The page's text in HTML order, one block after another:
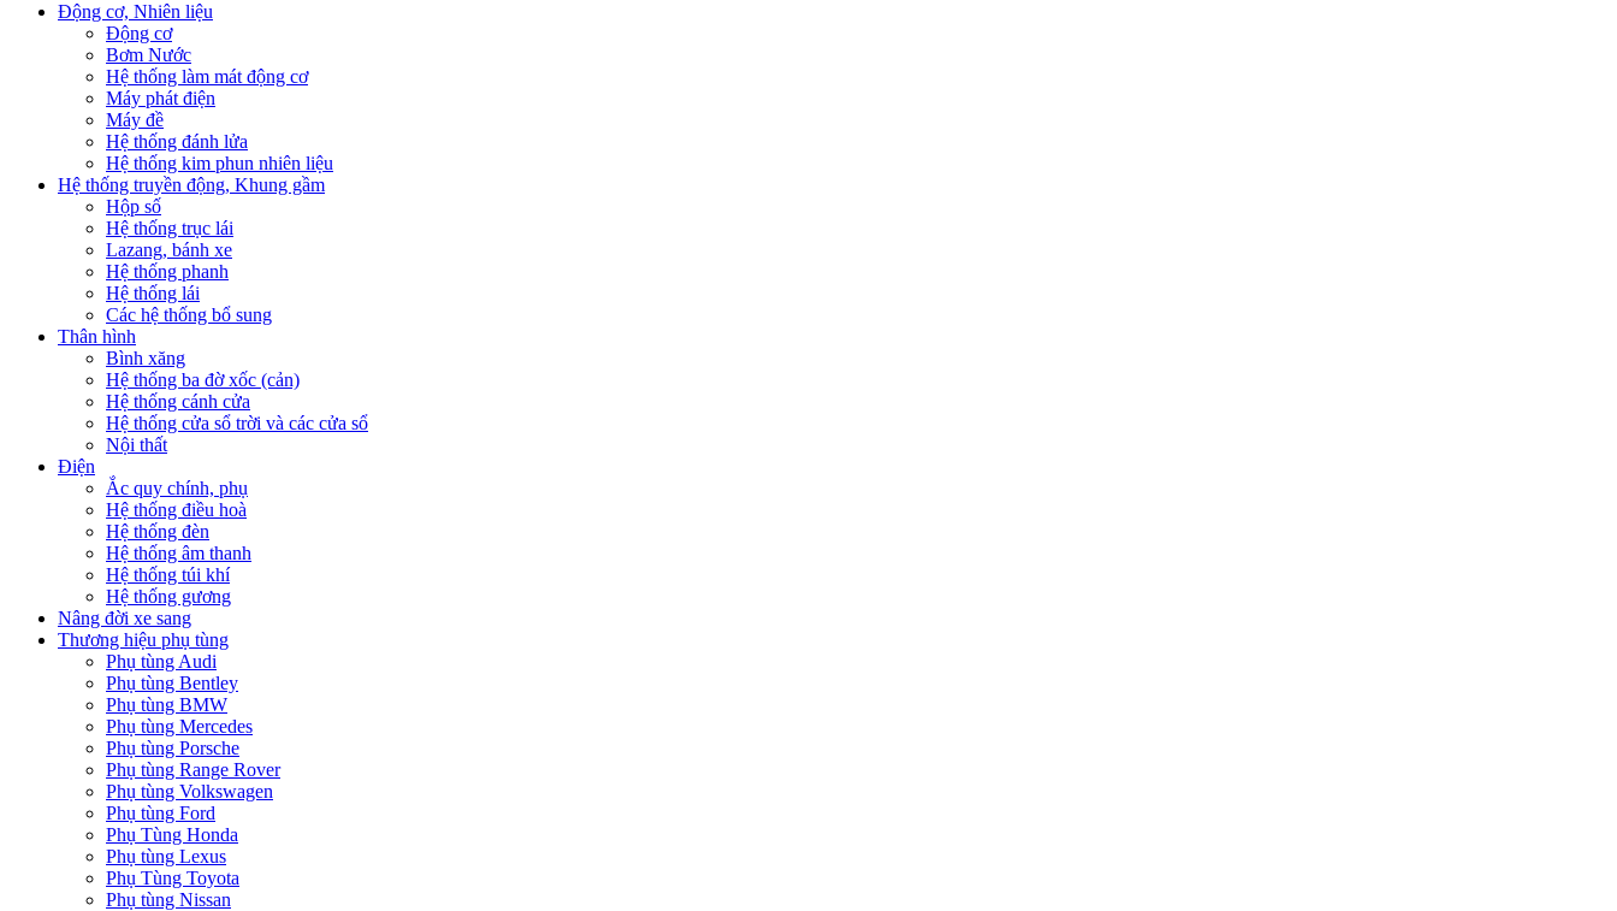
Động cơ, Nhiên liệu
Động cơ
Bơm Nước
Hệ thống làm mát động cơ
Máy phát điện
Máy đề
Hệ thống đánh lửa
Hệ thống kim phun nhiên liệu
Hệ thống truyền động, Khung gầm
Hộp số
Hệ thống trục lái
Lazang, bánh xe
Hệ thống phanh
Hệ thống lái
Các hệ thống bổ sung
Thân hình
Bình xăng
Hệ thống ba đờ xốc (cản)
Hệ thống cánh cửa
Hệ thống cửa sổ trời và các cửa sổ
Nội thất
Điện
Ắc quy chính, phụ
Hệ thống điều hoà
Hệ thống đèn
Hệ thống âm thanh
Hệ thống túi khí
Hệ thống gương
Nâng đời xe sang
Thương hiệu phụ tùng
Phụ tùng Audi
Phụ tùng Bentley
Phụ tùng BMW
Phụ tùng Mercedes
Phụ tùng Porsche
Phụ tùng Range Rover
Phụ tùng Volkswagen
Phụ tùng Ford
Phụ Tùng Honda
Phụ tùng Lexus
Phụ Tùng Toyota
Phụ tùng Nissan